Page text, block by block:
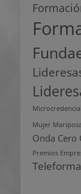
Mujer Mariposa
Onda Cero
Premios